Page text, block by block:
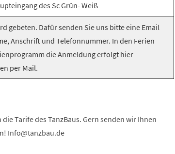
des Sc Grün- Weiß
gebeten. Dafür senden Sie uns bitte eine Email
Anschrift und Telefonnummer. In den Ferien
die Anmeldung erfolgt hier
per Mail.
Tarife des TanzBaus. Gern senden wir Ihnen
Info@tanzbau.de